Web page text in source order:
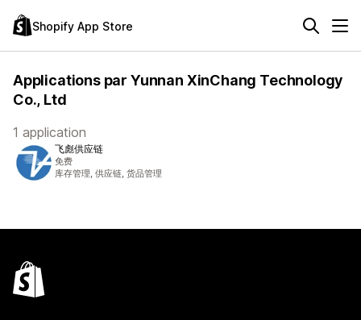
Shopify App Store
Applications par Yunnan XinChang Technology
Co., Ltd
1 application
飞彪供应链
免费
库存管理, 供应链, 货品管理